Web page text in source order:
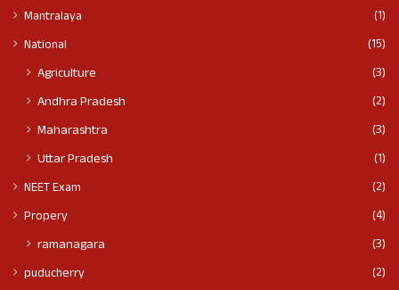
Mantralaya
(1)
National
(15)
Agriculture
(3)
Andhra Pradesh
(2)
Maharashtra
(3)
Uttar Pradesh
(1)
NEET Exam
(2)
Propery
(4)
ramanagara (3)
puducherry
(2)